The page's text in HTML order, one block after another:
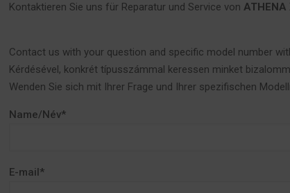
Kontaktieren Sie uns für Reparatur und Service vonATHENA
Contact us with your question and specific model number
Kérdésével, konkrét típusszámmal keressen minket
Wenden Sie sich mit Ihrer Frage und Ihrer spezifischen
Name/Név*
E-mail*